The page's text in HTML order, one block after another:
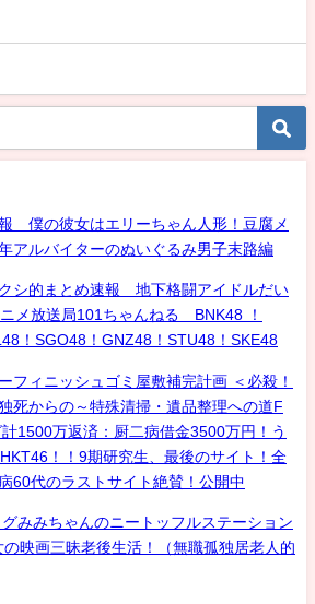
僕の彼女はエリーちゃん人形！豆腐メ
アルバイターのぬいぐるみ男子末路編
シ的まとめ速報 地下格闘アイドルだい
メ放送局101ちゃんねる BNK48 ！
！SGO48！GNZ48！STU48！SKE48
フィニッシュゴミ屋敷補完計画 ＜必殺！
死からの～特殊清掃・遺品整理への道F
1500万返済：厨二病借金3500万円！う
！！9期研究生、最後のサイト！全
60代のラストサイト絶賛！公開中
みみちゃんのニートッフルステーション
映画三昧老後生活！（無職孤独居老人的